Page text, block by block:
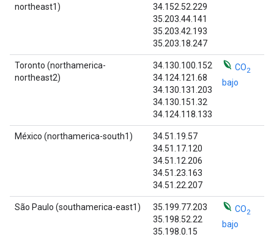
northeast1)
34.152.52.229
35.203.44.141
35.203.42.193
35.203.18.247
Toronto (northamerica-
northeast2)
34.130.100.152
34.124.121.68
34.130.131.203
34.130.151.32
34.124.118.133
CO2
bajo
México (northamerica-south1)
34.51.19.57
34.51.17.120
34.51.12.206
34.51.23.163
34.51.22.207
São Paulo (southamerica-east1)
35.199.77.203
35.198.52.22
35.198.0.15
CO2
bajo